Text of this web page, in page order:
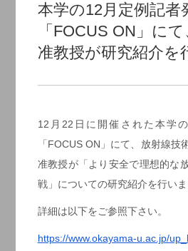
本学の12月定例記者
「FOCUS ON」に
准教授が研究紹介を
12月22日に開催された本学
「FOCUS ON」にて、放射線技
准教授が「より安全で理想的な
戦」についての研究紹介を行いま
詳細は以下をご参照下さい。
https://www.okayama-u.ac.jp/